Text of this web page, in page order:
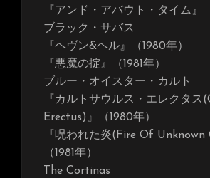
『アンド・アバウト・タイム』
ブラック・サバス
『ヘヴン&ヘル』（1980年）
『悪魔の掟』（1981年）
ブルー・オイスター・カルト
『カルトサウルス・エレクタス
Erectus)』（1980年）
『呪われた炎(Fire Of Unknown
（1981年）
The Cortinas